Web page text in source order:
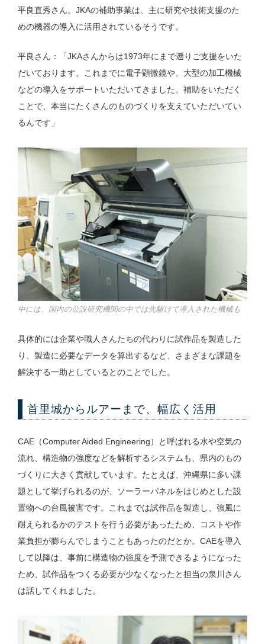
平良直秀さん。JKAの補助事業は、主に研究や技術支援のた
めの機器の導入に活用されているそうです。
平良さん：「JKAさんからは1973年にまで遡りご支援をいた
だいております。これまでに電子顕微鏡や、大型の加工機械
などの導入をサポートいただいてきました。補助をいただく
ことで、本当にたくさんのものづくりを支えていただいてい
るんです」
中には、国内の公設研究機関の中では先駆けて導入された機械も
具体的には企業や職人さんたちの代わりに試作品を製造した
り、製造に必要なデータを算出するなど、さまざまな課題を
解決する一助としているとのことでした。
首里城からルアーまで、幅広く活用
CAE（Computer Aided Engineering）と呼ばれる水や空気の
流れ、構造物の強度などを解析するシステムも、県内のもの
づくりに大きく貢献しています。たとえば、沖縄県に多い課
題として挙げられるのが、ソーラーパネルをはじめとした設
置物への台風被害です。これまでは試作品を製造し、強風に
耐えられるかのテストを行う必要があったため、コストや作
業負担が膨らんでしまうこともあったのだとか。CAEを導入
して以降は、事前に構造物の強度を予測できるようになった
ため、試作品をつくる必要が少なくなったと担当の泉川さん
は話してくれました。